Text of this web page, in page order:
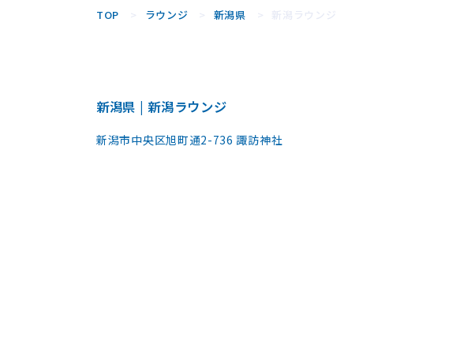
TOP ラウンジ 新潟県 新潟ラウンジ
新潟県 | 新潟ラウンジ
新潟市中央区旭町通2-736 諏訪神社